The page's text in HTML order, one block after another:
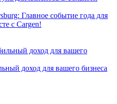
Главное событие года для
с Cargen!
доход для вашего бизнеса